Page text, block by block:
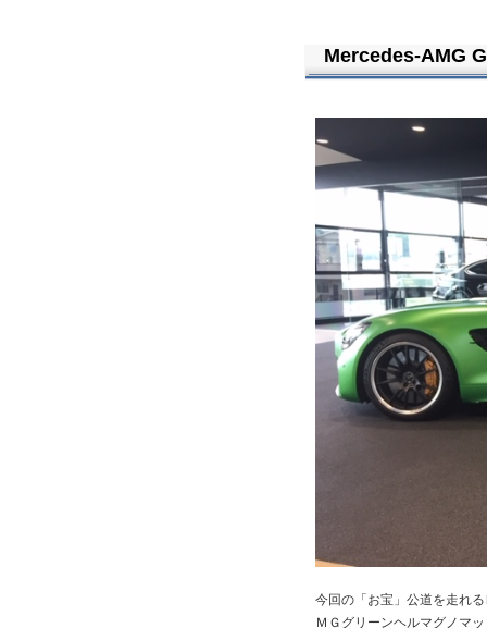
Mercedes-AMG
今回の「お宝」公道を走れ
ＭＧグリーンヘルマグノマ